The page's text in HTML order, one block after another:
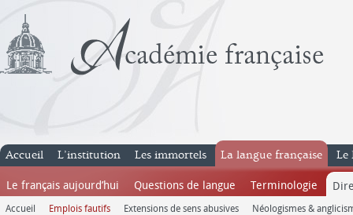
Accueil L’institution Les immortels La langue française
Le français aujourd’hui Questions de langue Terminologie
Accueil Emplois fautifs Extensions de sens abusives Néologismes &
Le